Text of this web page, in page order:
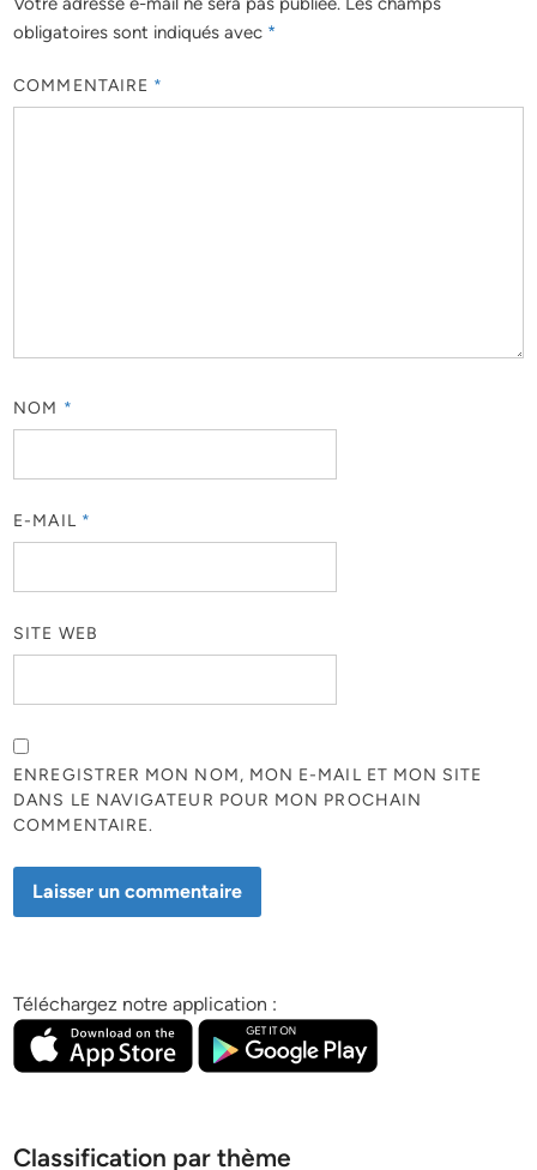
obligatoires sont indiqués avec *
COMMENTAIRE *
NOM *
E-MAIL *
SITE WEB
ENREGISTRER MON NOM, MON E-MAIL ET MON SITE
DANS LE NAVIGATEUR POUR MON PROCHAIN
COMMENTAIRE.
Téléchargez notre application :
Classification par thème